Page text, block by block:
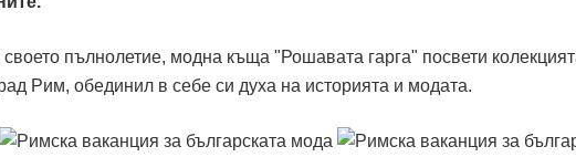
пълнолетие, модна къща "Рошавата гарга" посвети
Рим, обединил в себе си духа на историята и модата.